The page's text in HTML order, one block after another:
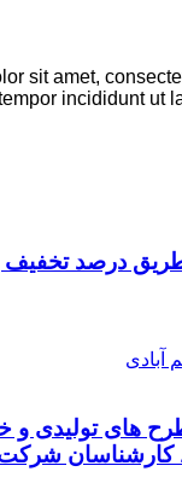
sit amet,
incididunt ut
طریق درصد
آبادی
های تولیدی و